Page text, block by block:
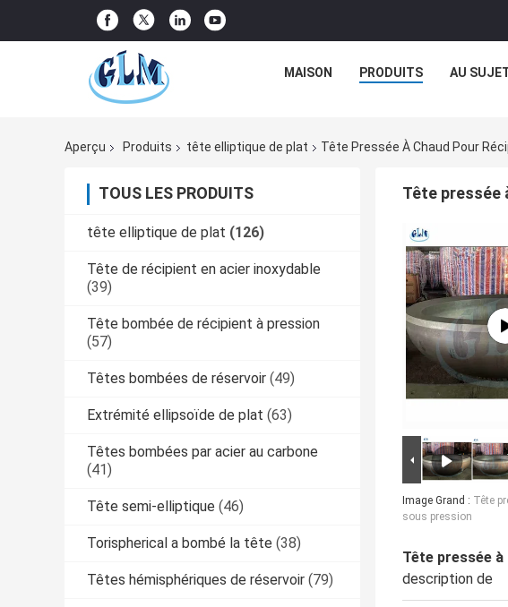
MAISON PRODUITS AU
Aperçu Produits tête elliptique de plat Tête Pressée À Chaud Pour
TOUS LES PRODUITS
tête elliptique de plat (126)
Tête de récipient en acier inoxydable
(39)
Tête bombée de récipient à pression
(57)
Têtes bombées de réservoir (49)
Extrémité ellipsoïde de plat (63)
Têtes bombées par acier au carbone
(41)
Tête semi-elliptique (46)
Torispherical a bombé la tête (38)
Têtes hémisphériques de réservoir (79)
Tête pressée
Image Grand : Tête
sous pression
Tête pressée
description de